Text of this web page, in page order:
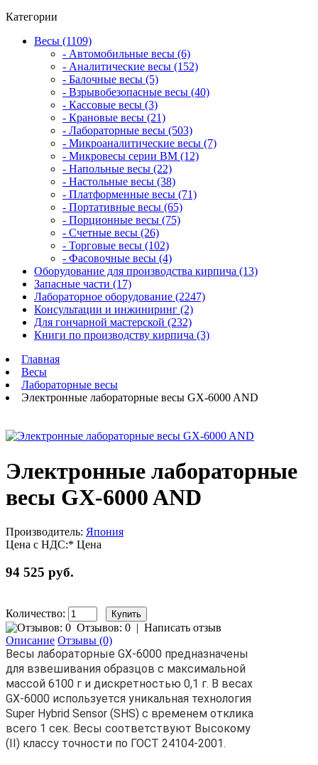
Категории
Весы (1109)
- Автомобильные весы (6)
- Аналитические весы (152)
- Балочные весы (5)
- Взрывобезопасные весы (40)
- Кассовые весы (3)
- Крановые весы (21)
- Лабораторные весы (503)
- Микроаналитические весы (7)
- Микровесы серии BM (12)
- Напольные весы (22)
- Настольные весы (38)
- Платформенные весы (71)
- Портативные весы (65)
- Порционные весы (75)
- Счетные весы (26)
- Торговые весы (102)
- Фасовочные весы (4)
Оборудование для производства кирпича (13)
Запасные части (17)
Лабораторное оборудование (2247)
Консультации и инжиниринг (2)
Для гончарной мастерской (232)
Книги по производству кирпича (3)
Главная
Весы
Лабораторные весы
Электронные лабораторные весы GX-6000 AND
Электронные лабораторные
весы GX-6000 AND
Производитель: Япония
Цена с НДС:* Цена
94 525 руб.
Количество:
Отзывов: 0 | Написать отзыв
Описание Отзывы (0)
Весы лабораторные GX-6000 предназначены
для взвешивания образцов с максимальной
массой 6100 г и дискретностью 0,1 г. В весах
GX-6000 используется уникальная технология
Super Hybrid Sensor (SHS) с временем отклика
всего 1 сек. Весы соответствуют Высокому
(II) классу точности по ГОСТ 24104-2001.